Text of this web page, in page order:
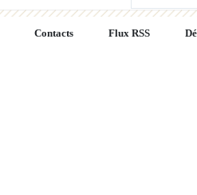
Contacts Flux RSS